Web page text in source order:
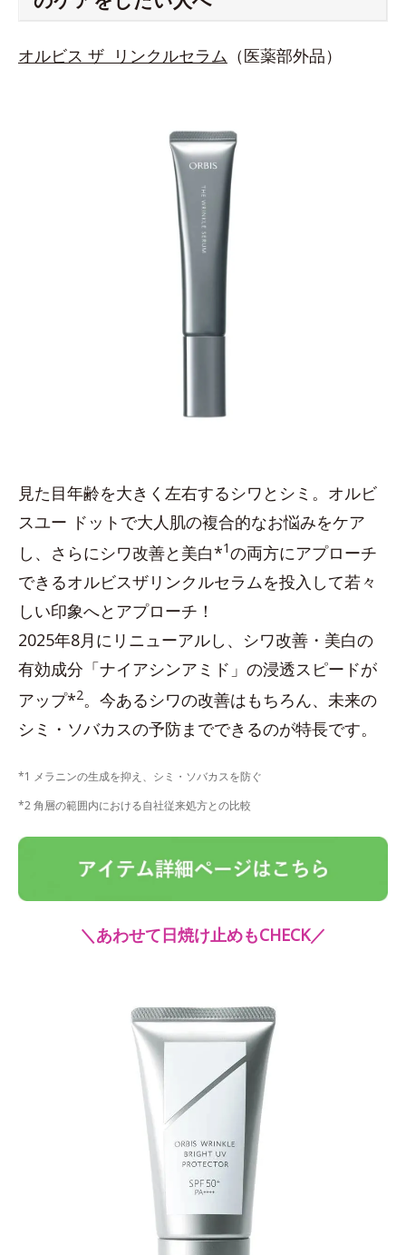
オルビス ザ リンクルセラム （医薬部外品）
見た目年齢を大きく左右するシワとシミ。オルビ
スユー ドットで大人肌の複合的なお悩みをケア
し、さらにシワ改善と美白*1の両方にアプローチ
できるオルビスザリンクルセラムを投入して若々
しい印象へとアプローチ！
2025年8月にリニューアルし、シワ改善・美白の
有効成分「ナイアシンアミド」の浸透スピードが
アップ*2。今あるシワの改善はもちろん、未来の
シミ・ソバカスの予防までできるのが特長です。
*1 メラニンの生成を抑え、シミ・ソバカスを防ぐ
*2 角層の範囲内における自社従来処方との比較
＼あわせて日焼け止めもCHECK／